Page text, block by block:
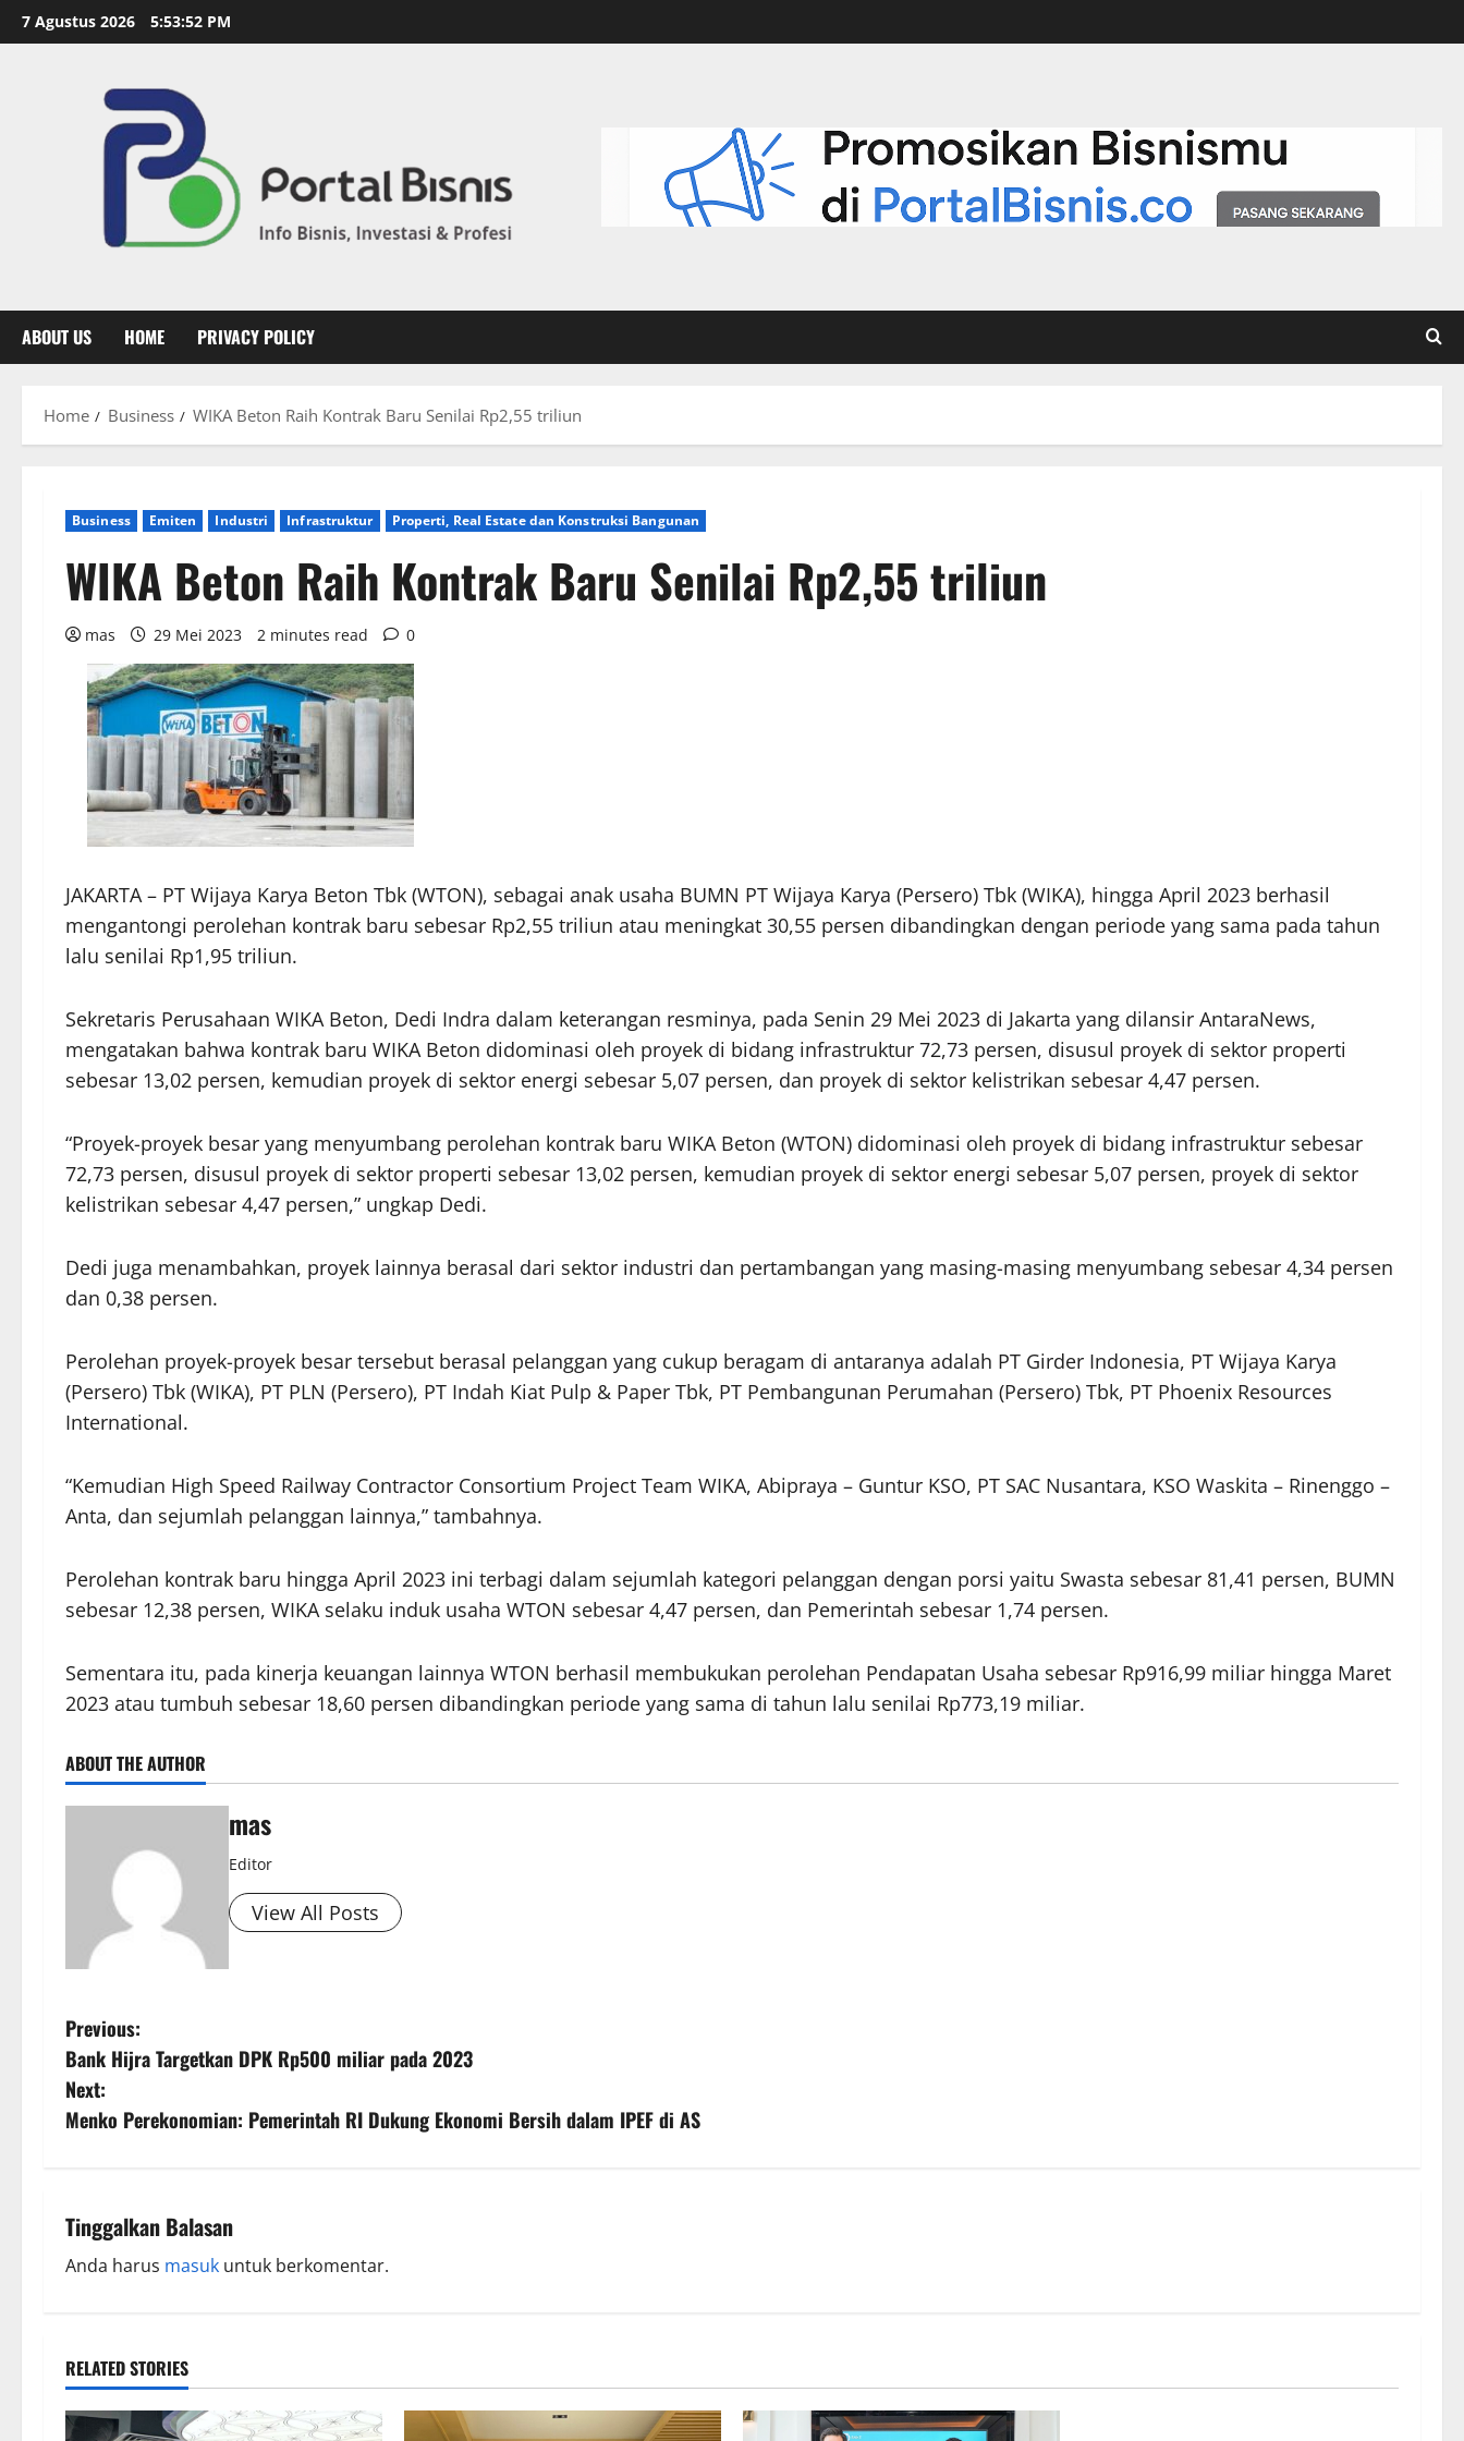
7 Agustus 2026 5:53:53 PM
ABOUT US HOME PRIVACY POLICY
Home Business WIKA Beton Raih Kontrak Baru Senilai Rp2,55 triliun
Business Emiten Industri Infrastruktur Properti, Real Estate dan Konstruksi Bangunan
WIKA Beton Raih Kontrak Baru Senilai Rp2,55 triliun
mas 29 Mei 2023 2 minutes read 0
JAKARTA – PT Wijaya Karya Beton Tbk (WTON), sebagai anak usaha BUMN PT Wijaya Karya (Persero) Tbk (WIKA), hingga April 2023 berhasil
mengantongi perolehan kontrak baru sebesar Rp2,55 triliun atau meningkat 30,55 persen dibandingkan dengan periode yang sama pada tahun
lalu senilai Rp1,95 triliun.
Sekretaris Perusahaan WIKA Beton, Dedi Indra dalam keterangan resminya, pada Senin 29 Mei 2023 di Jakarta yang dilansir AntaraNews,
mengatakan bahwa kontrak baru WIKA Beton didominasi oleh proyek di bidang infrastruktur 72,73 persen, disusul proyek di sektor properti
sebesar 13,02 persen, kemudian proyek di sektor energi sebesar 5,07 persen, dan proyek di sektor kelistrikan sebesar 4,47 persen.
“Proyek-proyek besar yang menyumbang perolehan kontrak baru WIKA Beton (WTON) didominasi oleh proyek di bidang infrastruktur sebesar
72,73 persen, disusul proyek di sektor properti sebesar 13,02 persen, kemudian proyek di sektor energi sebesar 5,07 persen, proyek di sektor
kelistrikan sebesar 4,47 persen,” ungkap Dedi.
Dedi juga menambahkan, proyek lainnya berasal dari sektor industri dan pertambangan yang masing-masing menyumbang sebesar 4,34 persen
dan 0,38 persen.
Perolehan proyek-proyek besar tersebut berasal pelanggan yang cukup beragam di antaranya adalah PT Girder Indonesia, PT Wijaya Karya
(Persero) Tbk (WIKA), PT PLN (Persero), PT Indah Kiat Pulp & Paper Tbk, PT Pembangunan Perumahan (Persero) Tbk, PT Phoenix Resources
International.
“Kemudian High Speed Railway Contractor Consortium Project Team WIKA, Abipraya – Guntur KSO, PT SAC Nusantara, KSO Waskita – Rinenggo –
Anta, dan sejumlah pelanggan lainnya,” tambahnya.
Perolehan kontrak baru hingga April 2023 ini terbagi dalam sejumlah kategori pelanggan dengan porsi yaitu Swasta sebesar 81,41 persen, BUMN
sebesar 12,38 persen, WIKA selaku induk usaha WTON sebesar 4,47 persen, dan Pemerintah sebesar 1,74 persen.
Sementara itu, pada kinerja keuangan lainnya WTON berhasil membukukan perolehan Pendapatan Usaha sebesar Rp916,99 miliar hingga Maret
2023 atau tumbuh sebesar 18,60 persen dibandingkan periode yang sama di tahun lalu senilai Rp773,19 miliar.
ABOUT THE AUTHOR
mas
Editor
View All Posts
Previous:
Bank Hijra Targetkan DPK Rp500 miliar pada 2023
Next:
Menko Perekonomian: Pemerintah RI Dukung Ekonomi Bersih dalam IPEF di AS
Tinggalkan Balasan
Anda harus masuk untuk berkomentar.
RELATED STORIES